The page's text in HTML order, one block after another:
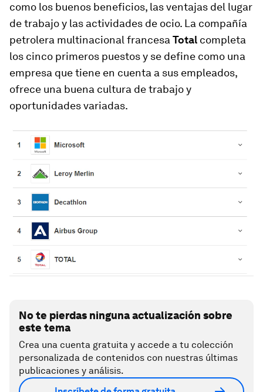
como los buenos beneficios, las ventajas del lugar
de trabajo y las actividades de ocio. La compañía
petrolera multinacional francesaTotal completa
los cinco primeros puestos y se define como una
empresa que tiene en cuenta a sus empleados,
ofrece una buena cultura de trabajo y
oportunidades variadas.
No te pierdas ninguna actualización sobre
este tema
Crea una cuenta gratuita y accede a tu colección
personalizada de contenidos con nuestras últimas
publicaciones y análisis.